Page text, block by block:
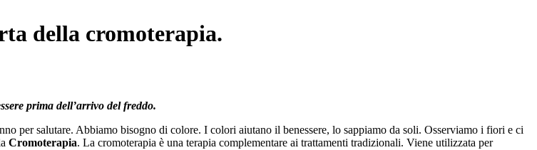
della cromoterapia.
prima dell’arrivo del freddo.
per salutare. Abbiamo bisogno di colore. I colori aiutano il benessere, lo sappiamo da soli. Osserviamo i fiori e ci
Cromoterapia. La cromoterapia è una terapia complementare ai trattamenti tradizionali. Viene utilizzata per